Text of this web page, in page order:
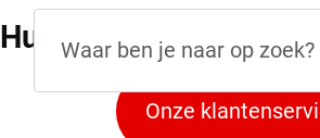
Hulpnodig bij je
Onze